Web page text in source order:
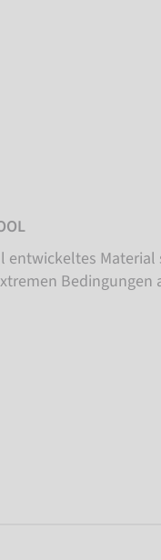
entwickeltes Material
Bedingungen